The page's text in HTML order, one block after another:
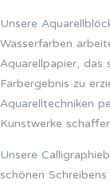
Unsere
Wasserfarben
Aquarellpapier, das
Farbergebnis zu
Aquarelltechniken
Kunstwerke
Unsere
schönen